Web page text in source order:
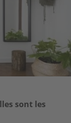
sont les